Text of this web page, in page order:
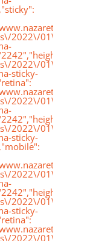
2022\/01\/logo-
2022\/01\/logo-
sticky-
2022\/01\/logo-
2022\/01\/logo-
sticky-
2022\/01\/logo-
2022\/01\/logo-
sticky-
2022\/01\/logo-